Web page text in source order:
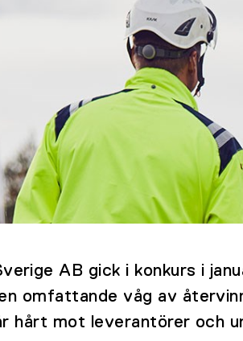
AB gick i konkurs i
omfattande våg av
hårt mot leverantörer och